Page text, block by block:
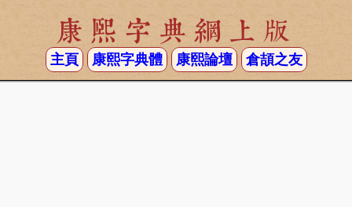
康熙字典網上版
主頁 康熙字典體 康熙論壇 倉頡之友